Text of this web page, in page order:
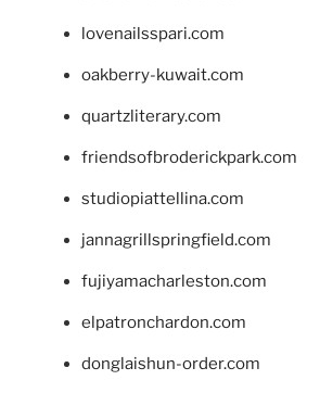
lovenailsspari.com
oakberry-kuwait.com
quartzliterary.com
friendsofbroderickpark.com
studiopiattellina.com
jannagrillspringfield.com
fujiyamacharleston.com
elpatronchardon.com
donglaishun-order.com